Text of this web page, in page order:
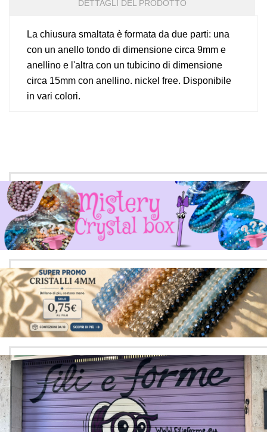
DETTAGLI DEL PRODOTTO
La chiusura smaltata è formata da due parti: una
con un anello tondo di dimensione circa 9mm e
anellino e l'altra con un tubicino di dimensione
circa 15mm con anellino. nickel free. Disponibile
in vari colori.